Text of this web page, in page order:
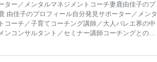
ター／メンタルマネジメントコーチ妻鹿由佳子のプ
由佳子のプロフィール自分発見サポーター／メンタ
コーチ／子育てコーチング講師／大人バレエ界の中
ンコンサルタント／セミナー講師コーチングとの出